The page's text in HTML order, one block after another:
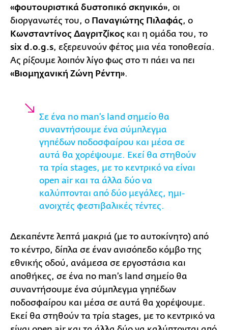
«φουτουριστικά δυστοπικό σκηνικό», οι
διοργανωτές του, ο Παναγιώτης Πιλαφάς, ο
Κωνσταντίνος Δαγριτζίκος και η ομάδα του, το
six d.o.g.s, εξερευνούν φέτος μια νέα τοποθεσία.
Ας ρίξουμε λοιπόν λίγο φως στο τι πάει να πει
«Βιομηχανική Ζώνη Ρέντη».
Σε ένα no man’s land σημείο θα
συναντήσουμε ένα σύμπλεγμα
γηπέδων ποδοσφαίρου και μέσα σε
αυτά θα χορέψουμε. Εκεί θα στηθούν
τα τρία stages, με το κεντρικό να είναι
open air και τα άλλα δύο να
καλύπτονται από δύο μεγάλες, ημι-
ανοιχτές φεστιβαλικές τέντες.
Δεκαπέντε λεπτά μακριά (με το αυτοκίνητο) από
το κέντρο, δίπλα σε έναν ανισόπεδο κόμβο της
εθνικής οδού, ανάμεσα σε εργοστάσια και
αποθήκες, σε ένα no man’s land σημείο θα
συναντήσουμε ένα σύμπλεγμα γηπέδων
ποδοσφαίρου και μέσα σε αυτά θα χορέψουμε.
Εκεί θα στηθούν τα τρία stages, με το κεντρικό να